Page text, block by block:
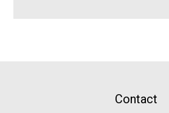
Contact